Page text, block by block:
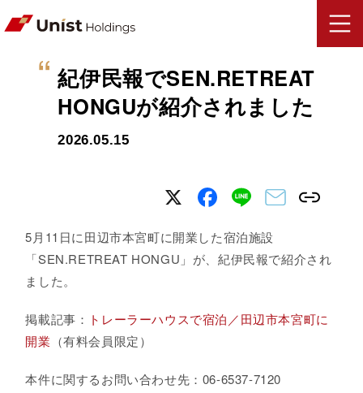
紀伊民報でSEN.RETREAT
HONGUが紹介されました
2026.05.15
5月11日に田辺市本宮町に開業した宿泊施設
「SEN.RETREAT HONGU」が、紀伊民報で紹介され
ました。
掲載記事： トレーラーハウスで宿泊／田辺市本宮町に
開業 （有料会員限定）
本件に関するお問い合わせ先：06-6537-7120